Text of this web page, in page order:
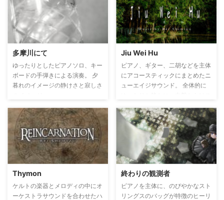
多摩川にて
ゆったりとしたピアノソロ、キー
ボードの手弾きによる演奏。 夕
暮れのイメージの静けさと寂しさ
Jiu Wei Hu
ピアノ、ギター、二胡などを主体
にアコースティックにまとめたニ
ューエイジサウンド。 全体的に
に。
Thymon
ケルトの楽器とメロディの中にオ
ーケストラサウンドを合わせたハ
終わりの観測者
ピアノを主体に、のびやかなスト
リングスのバッグが特徴のヒーリ